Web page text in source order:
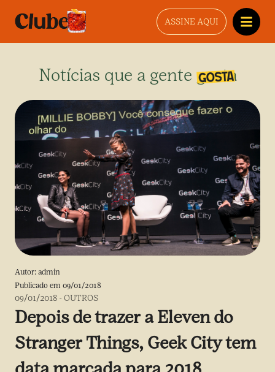
ASSINE AQUI
Notícias que a gente gosta
Autor: admin
Publicado em 09/01/2018
09/01/2018 -OUTROS
Depois de trazer a Eleven do
Stranger Things, Geek City tem